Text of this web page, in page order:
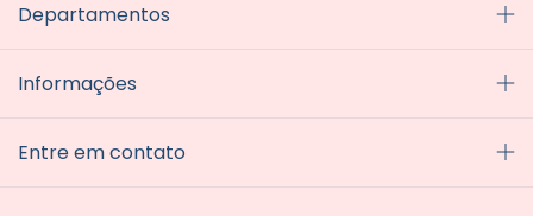
Departamentos
Informações
Entre em contato